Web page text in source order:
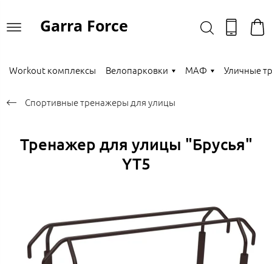
Garra Force
Workout комплексы Велопарковки МАФ Уличные
Спортивные тренажеры для улицы
Тренажер для улицы "Брусья"
YT5